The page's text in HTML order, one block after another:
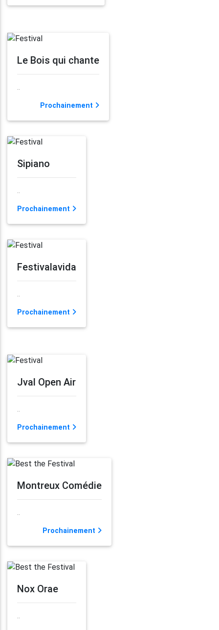
Le Bois qui chante
..
Prochainement
Sipiano
..
Prochainement
Festivalavida
..
Prochainement
Jval Open Air
..
Prochainement
Montreux Comédie
..
Prochainement
Nox Orae
..